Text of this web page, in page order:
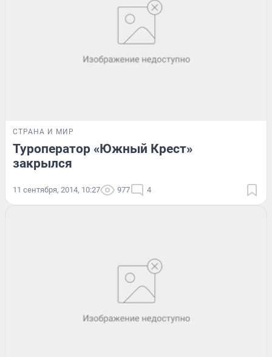
СТРАНА И МИР
Туроператор «Южный Крест»
закрылся
11 сентября, 2014, 10:27 977 4